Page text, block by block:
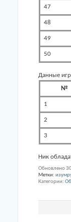
47
48
49
50
Данные
№
1
2
3
Ник
Обновлено
Метки:
Категории